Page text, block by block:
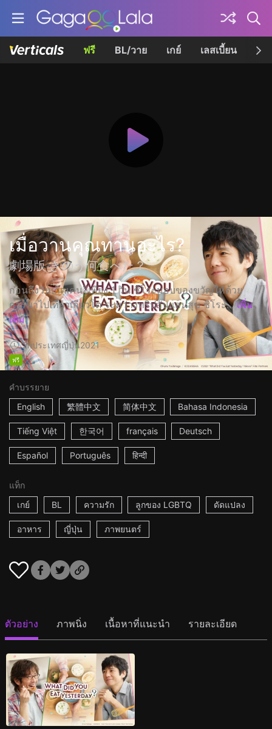
ฟรี BL/วาย เกย์ เลสเบี้ยน เค
เมื่อวานคุณทานอะไร?
劇場版 きのう何食べた？
ก่อนถึงวันเกิดเคนจิเพียง 1 วัน ชิโระมอบของขวัญให้ด้วย
การพาไปเที่ยวเกียวโต ระหว่างทริปอันแสนสุข ชิโระ... เพิ่ม
เติม
2hประเทศญี่ปุ่น2021
ฟรี
คำบรรยาย
English
繁體中文 简体中文 Bahasa Indonesia
Tiếng Việt 한국어 français Deutsch
Español Português हिन्दी
แท็ก
เกย์
BL ความรัก ลูกของ LGBTQ ดัดแปลง
อาหาร ญี่ปุ่น ภาพยนตร์
ตัวอย่าง ภาพนิ่ง เนื้อหาที่แนะนำ รายละเอียด